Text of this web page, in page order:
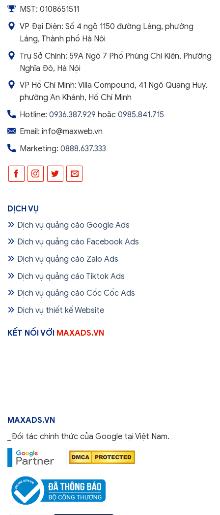
MST: 0108651511
VP Đại Diện: Số 4 ngõ 1150 đường Láng, phường
Láng, Thành phố Hà Nội
Trụ Sở Chính: 59A Ngõ 7 Phố Phùng Chí Kiên, Phường
Nghĩa Đô, Hà Nội
VP Hồ Chí Minh: Villa Compound, 41 Ngô Quang Huy,
phường An Khánh, Hồ Chí Minh
Hotline: 0936.387.929 hoặc 0985.841.715
Email: info@maxweb.vn
Marketing: 0888.637.333
DỊCH VỤ
Dịch vụ quảng cáo Google Ads
Dịch vụ quảng cáo Facebook Ads
Dịch vụ quảng cáo Zalo Ads
Dịch vụ quảng cáo Tiktok Ads
Dịch vụ quảng cáo Cốc Cốc Ads
Dịch vụ thiết kế Website
KẾT NỐI VỚI MAXADS.VN
MAXADS.VN
_Đối tác chính thức của Google tại Việt Nam.